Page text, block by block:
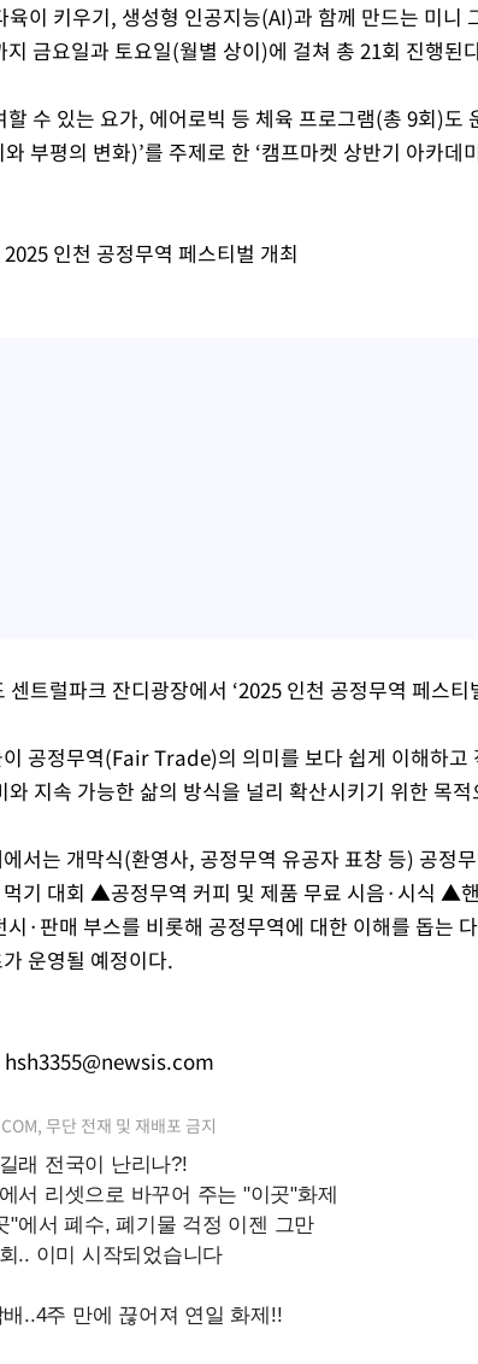
육이 키우기, 생성형 인공지능(AI)과 함께 만드는 미니
지 금요일과 토요일(월별 상이)에 걸쳐 총 21회 진행된
수 있는 요가, 에어로빅 등 체육 프로그램(총 9회)도
부평의 변화)’를 주제로 한 ‘캠프마켓 상반기 아카데
인천 공정무역 페스티벌 개최
센트럴파크 잔디광장에서 ‘2025 인천 공정무역 페스티
공정무역(Fair Trade)의 의미를 보다 쉽게 이해하고
와 지속 가능한 삶의 방식을 널리 확산시키기 위한 목
서는 개막식(환영사, 공정무역 유공자 표창 등) 공
기 대회 ▲공정무역 커피 및 제품 무료 시음·시식 ▲
시·판매 부스를 비롯해 공정무역에 대한 이해를 돕는
운영될 예정이다.
hsh3355@newsis.com
무단 전재 및 재배포 금지